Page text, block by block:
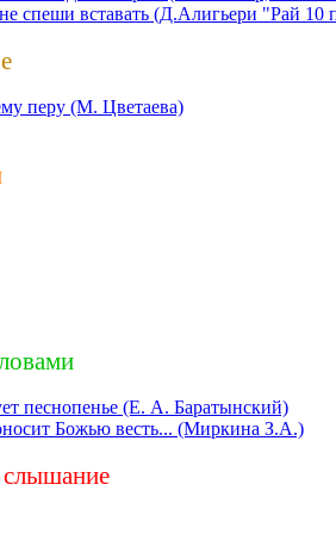
спеши вставать (Д.Алигьери "Рай 10
перу (М. Цветаева)
песнопенье (Е. А. Баратынский)
Божью весть... (Миркина З.А.)